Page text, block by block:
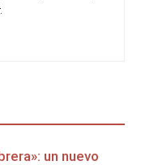
un nuevo